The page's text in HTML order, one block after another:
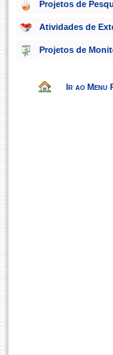
Projetos de
Atividades de
Projetos de
Ir ao Menu